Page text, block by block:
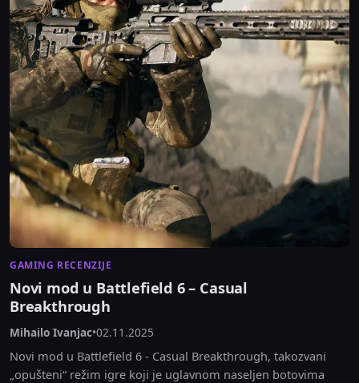
GAMING RECENZIJE
Novi mod u Battlefield 6 – Casual
Breakthrough
Mihailo Ivanjac•02.11.2025
Novi mod u Battlefield 6 - Casual Breakthrough, takozvani
„opušteni“ režim igre koji je uglavnom naseljen botovima